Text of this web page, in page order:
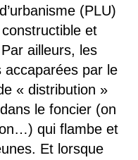
(PLU)
et
ailleurs, les
par le
« distribution »
le foncier (on
qui flambe et
Et lorsque